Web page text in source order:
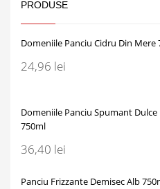
PRODUSE
Domeniile Panciu Cidru Din Mere
24,96 lei
Domeniile Panciu Spumant
750ml
36,40 lei
Panciu Frizzante Demisec Alb